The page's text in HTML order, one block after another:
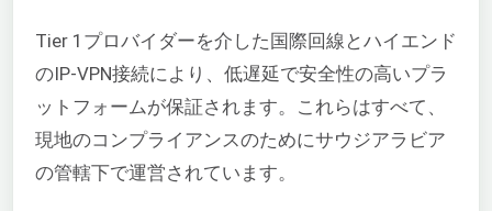
Tier 1プロバイダーを介した国際回線とハイエンド
のIP-VPN接続により、低遅延で安全性の高いプラ
ットフォームが保証されます。これらはすべて、
現地のコンプライアンスのためにサウジアラビア
の管轄下で運営されています。